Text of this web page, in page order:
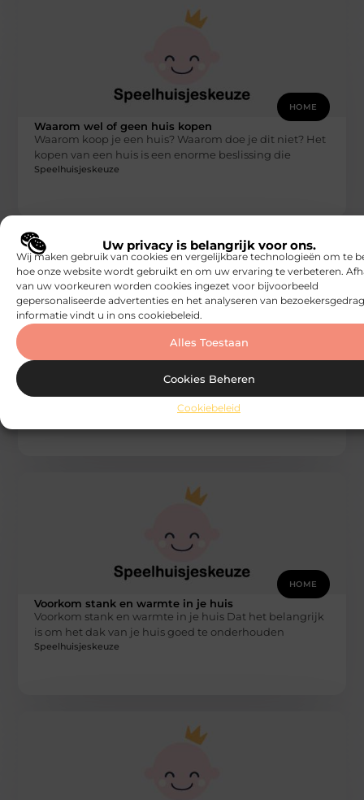
Uw privacy is belangrijk voor ons.
Wij maken gebruik van cookies en vergelijkbare technologieën om te
hoe onze website wordt gebruikt en om uw ervaring te verbeteren.
van uw voorkeuren worden cookies ingezet voor bijvoorbeeld
gepersonaliseerde advertenties en het analyseren van
informatie vindt u in ons cookiebeleid.
Alles Toestaan
Cookies Beheren
Cookiebeleid
HOME
Waarom wel of geen huis kopen
Waarom koop je een huis? Waarom doe je dit niet? Het
kopen van een huis is een enorme beslissing die
Speelhuisjeskeuze
Het is zo ver. Je bent op het punt in je leven om een
HOME
Voorkom stank en warmte in je huis
Voorkom stank en warmte in je huis Dat het belangrijk
is om het dak van je huis goed te onderhouden
Speelhuisjeskeuze